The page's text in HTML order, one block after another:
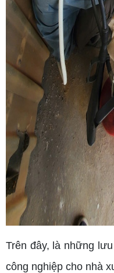
Trên đây, là những
công nghiệp cho nhà